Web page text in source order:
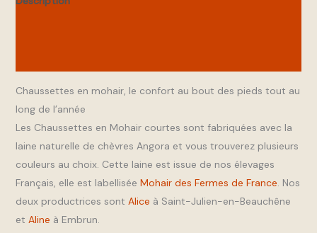
Chaussettes en mohair, le confort au bout des pieds tout au
long de l’année
Les Chaussettes en Mohair courtes sont fabriquées avec la
laine naturelle de chèvres Angora et vous trouverez plusieurs
couleurs au choix. Cette laine est issue de nos élevages
Français, elle est labellisée Mohair des Fermes de France. Nos
deux productrices sont Alice à Saint-Julien-en-Beauchêne
et Aline à Embrun.